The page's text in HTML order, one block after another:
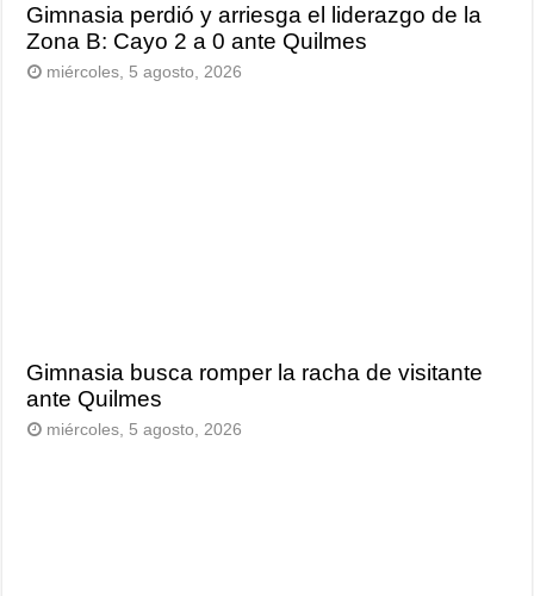
Gimnasia perdió y arriesga el liderazgo de la
Zona B: Cayo 2 a 0 ante Quilmes
miércoles, 5 agosto, 2026
Gimnasia busca romper la racha de visitante
ante Quilmes
miércoles, 5 agosto, 2026